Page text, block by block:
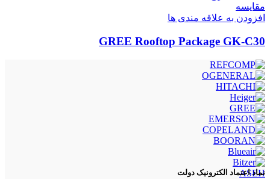
مقایسه
افزودن به علاقه مندی ها
GREE Rooftop Package GK-C30
ASEH
نماد اعتماد الکترونیک دولت